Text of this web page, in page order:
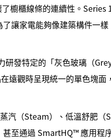
櫥櫃線條的連續性。Series
讓家電能夠像建築構件一
發特定的「灰色玻璃（
遠觀時呈現統一的單色塊
汽（Steam）、低溫舒肥（
至通過 SmartHQ™ 應用程